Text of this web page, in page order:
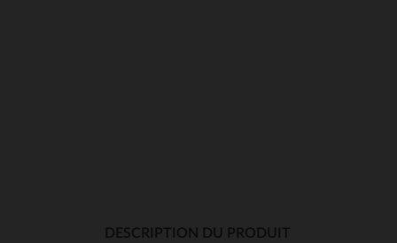
DESCRIPTION DU PRODUIT